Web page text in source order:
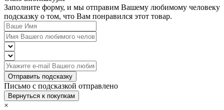
Заполните форму, и мы отправим Вашему любимому человеку
подсказку о том, что Вам понравился этот товар.
Отправить подсказку
Письмо с подсказкой отправлено
Вернуться к покупкам
×